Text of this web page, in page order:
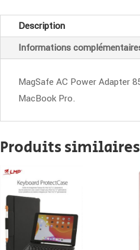
pour
MacBookDescription
Informations
MagSafe AC Power Adapter
MacBook Pro.
Produits similaires